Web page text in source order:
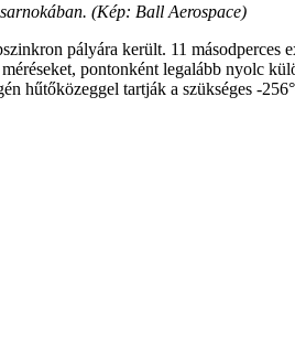
(Kép: Ball Aerospace)
pályára került. 11
pontonként legalább nyolc
hűtőközeggel tartják a szükséges -